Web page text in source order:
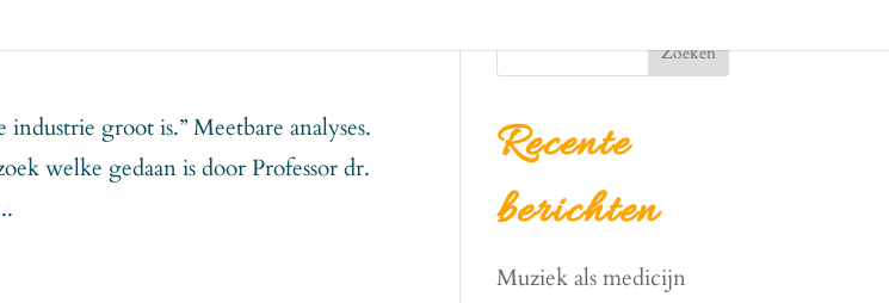
groot is.” Meetbare analyses.
welke gedaan is door Professor dr.
Zoeken
Recente
berichten
Muziek als medicijn